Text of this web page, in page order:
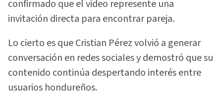
confirmado que el video represente una
invitación directa para encontrar pareja.
Lo cierto es que Cristian Pérez volvió a generar
conversación en redes sociales y demostró que su
contenido continúa despertando interés entre
usuarios hondureños.